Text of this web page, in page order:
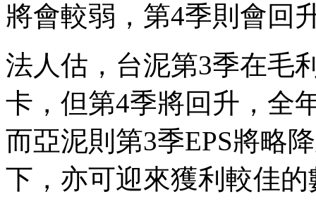
將會較弱，第4季則會回
法人估，台泥第3季在毛
卡，但第4季將回升，全
而亞泥則第3季EPS將略
下，亦可迎來獲利較佳